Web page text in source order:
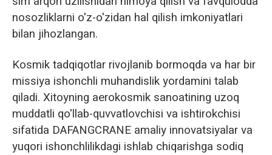
nosozliklarni o'z-o'zidan hal qilish imkoniyatlari
bilan jihozlangan.
Kosmik tadqiqotlar rivojlanib bormoqda va har bir
missiya ishonchli muhandislik yordamini talab
qiladi. Xitoyning aerokosmik sanoatining uzoq
muddatli qo'llab-quvvatlovchisi va ishtirokchisi
sifatida DAFANGCRANE amaliy innovatsiyalar va
yuqori ishonchlilikdagi ishlab chiqarishga sodiq